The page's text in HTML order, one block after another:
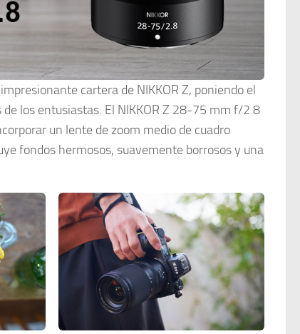
cartera de NIKKOR Z, poniendo el
los entusiastas. El NIKKOR Z 28-75 mm f/2.8
un lente de zoom medio de cuadro
fondos hermosos, suavemente borrosos y una